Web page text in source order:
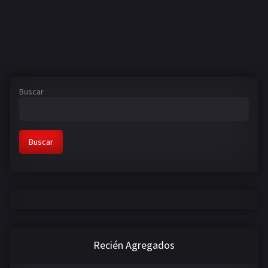
Buscar
Buscar
Recién Agregados